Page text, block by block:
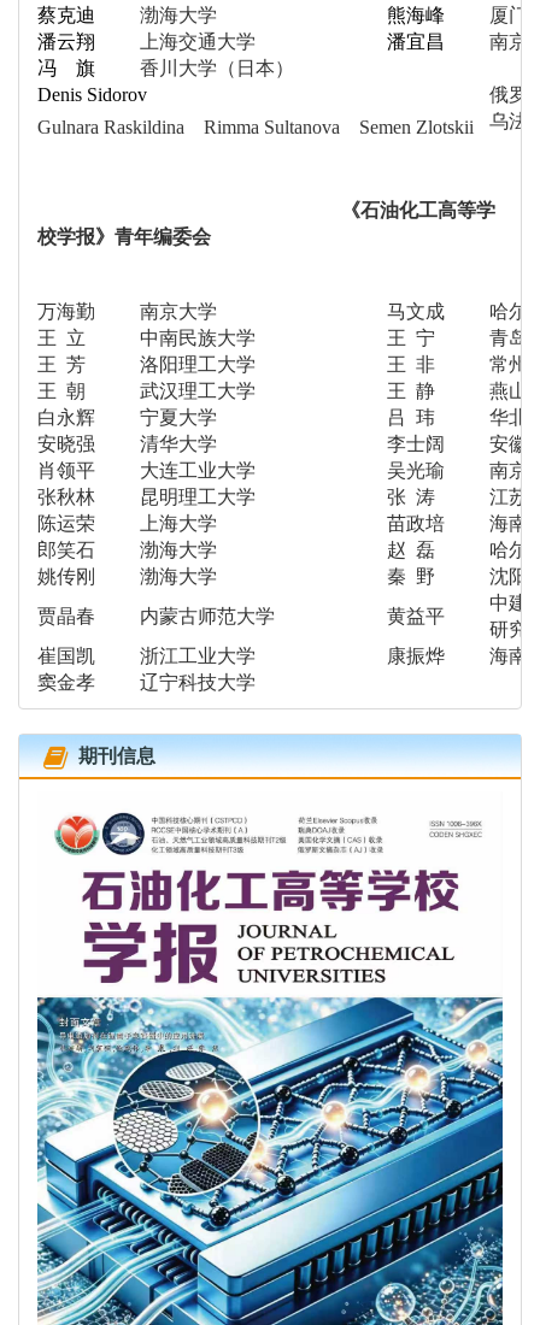
蔡克迪
渤海大学 熊海峰
厦门
潘云翔
上海交通大学 潘宜昌
南京
冯 旗
香川大学（日本）
Denis Sidorov
俄罗
Gulnara Raskildina Rimma Sultanova Semen Zlotskii
乌法
《石油化工高等学
校学报》青年编委会
万海勤 南京大学 马文成
哈尔
王 立
中南民族大学 王 宁
青岛
王 芳
洛阳理工大学 王 非
常州
王 朝
武汉理工大学 王 静
燕山
白永辉
宁夏大学 吕 玮
华北
安晓强
清华大学 李士阔
安徽
肖领平
大连工业大学 吴光瑜
南京
张秋林
昆明理工大学 张 涛
江苏
陈运荣
上海大学 苗政培
海南
郎笑石
渤海大学 赵 磊
哈尔
姚传刚
渤海大学 秦 野
沈阳
贾晶春
内蒙古师范大学 黄益平
中建
研究
崔国凯
浙江工业大学 康振烨
海南
窦金孝
辽宁科技大学
期刊信息